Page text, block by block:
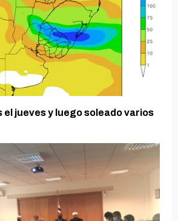
el jueves y luego soleado varios